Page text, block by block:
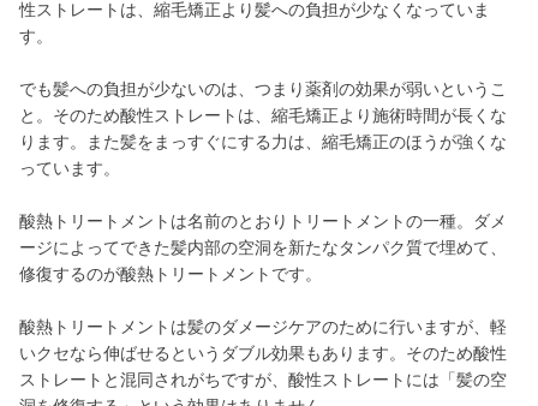
性ストレートは、縮毛矯正より髪への負担が少なくなっていま
す。
でも髪への負担が少ないのは、つまり薬剤の効果が弱いというこ
と。そのため酸性ストレートは、縮毛矯正より施術時間が長くな
ります。また髪をまっすぐにする力は、縮毛矯正のほうが強くな
っています。
酸熱トリートメントは名前のとおりトリートメントの一種。ダメ
ージによってできた髪内部の空洞を新たなタンパク質で埋めて、
修復するのが酸熱トリートメントです。
酸熱トリートメントは髪のダメージケアのために行いますが、軽
いクセなら伸ばせるというダブル効果もあります。そのため酸性
ストレートと混同されがちですが、酸性ストレートには「髪の空